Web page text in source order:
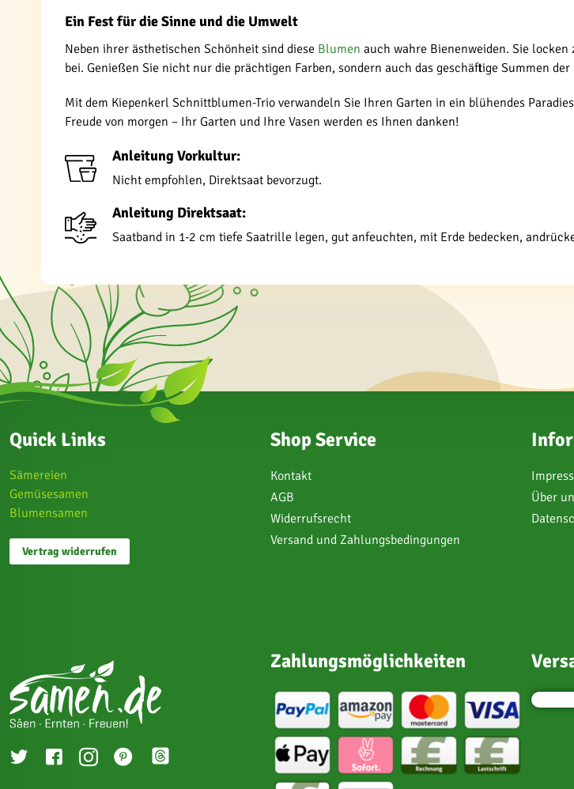
Ein Fest für die Sinne und die Umwelt
Neben ihrer ästhetischen Schönheit sind diese Blumen auch wahre Bienenweiden. Sie
bei. Genießen Sie nicht nur die prächtigen Farben, sondern auch das geschäftige Summen
Mit dem Kiepenkerl Schnittblumen-Trio verwandeln Sie Ihren Garten in ein blühendes
Freude von morgen – Ihr Garten und Ihre Vasen werden es Ihnen danken!
Anleitung Vorkultur:
Nicht empfohlen, Direktsaat bevorzugt.
Anleitung Direktsaat:
Saatband in 1-2 cm tiefe Saatrille legen, gut anfeuchten, mit Erde bedecken,
Quick Links
Sämereien
Gemüsesamen
Blumensamen
Vertrag widerrufen
Shop Service
Kontakt
AGB
Widerrufsrecht
Versand und Zahlungsbedingungen
Über
Zahlungsmöglichkeiten